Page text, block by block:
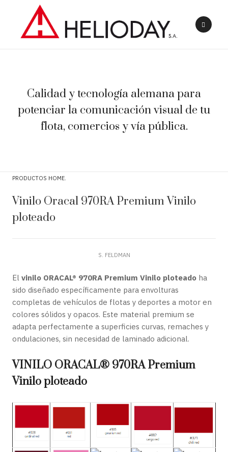
Calidad y tecnología alemana para
potenciar la comunicación visual de tu
flota, comercios y vía pública.
PRODUCTOS HOME
Vinilo Oracal 970RA Premium Vinilo
ploteado
S. FELDMAN
El vinilo ORACAL® 970RA Premium Vinilo ploteado ha
sido diseñado específicamente para envolturas
completas de vehículos de flotas y deportes a motor en
colores sólidos y opacos. Este material premium se
adapta perfectamente a superficies curvas, remaches y
ondulaciones, sin necesidad de laminado adicional.
VINILO ORACAL® 970RA Premium
Vinilo ploteado